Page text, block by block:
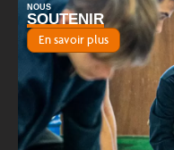
NOUS
SOUTENIR
En savoir plus